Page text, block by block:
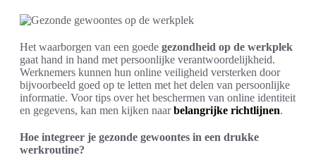
Het waarborgen van een goede gezondheid op de werkplek
gaat hand in hand met persoonlijke verantwoordelijkheid.
Werknemers kunnen hun online veiligheid versterken door
bijvoorbeeld goed op te letten met het delen van persoonlijke
informatie. Voor tips over het beschermen van online identiteit
en gegevens, kan men kijken naarbelangrijke richtlijnen.
Hoe integreer je gezonde gewoontes in een drukke
werkroutine?